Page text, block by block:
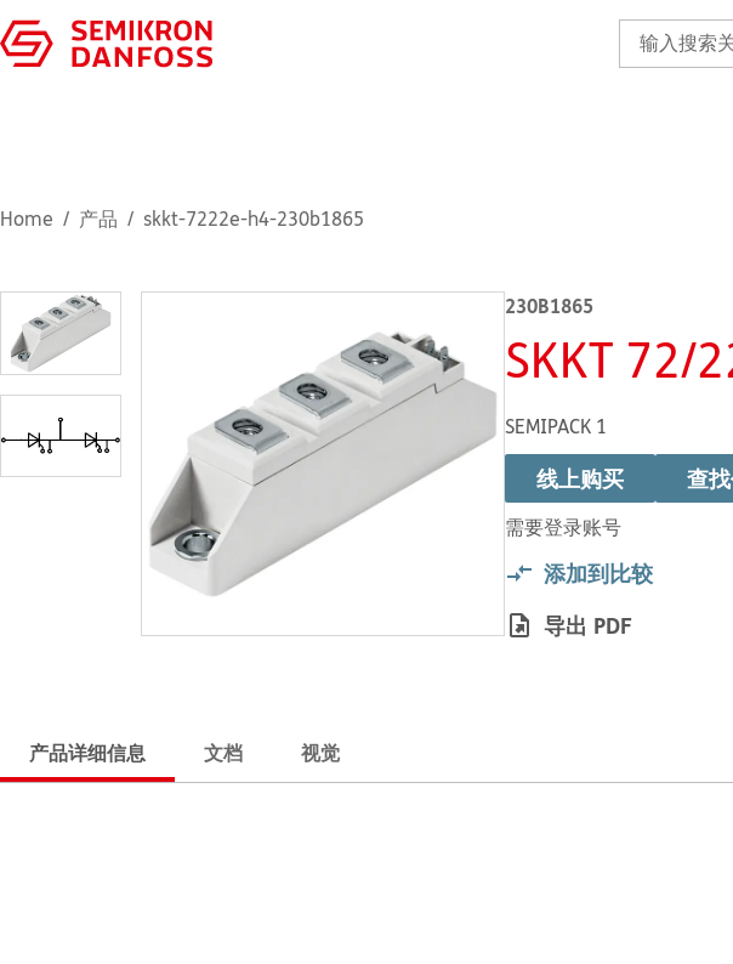
Home 产品 skkt-7222e-h4-230b1865
230B1865
SKKT 72/
SEMIPACK 1
线上购买
需要登录账号
查
添加到比较
导出 PDF
产品详细信息 文档 视觉